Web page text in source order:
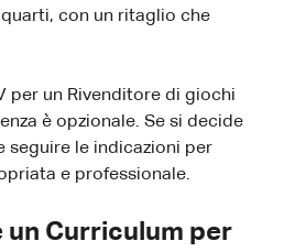
con un ritaglio che
per un Rivenditore di giochi
è opzionale. Se si decide
seguire le indicazioni per
e professionale.
un Curriculum per